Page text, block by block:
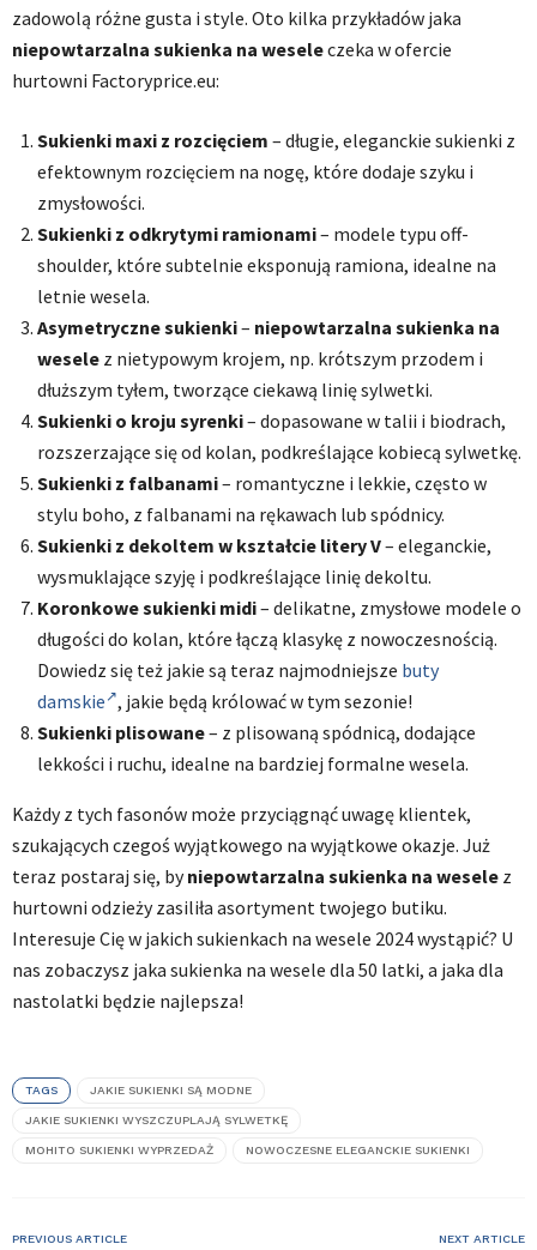
zadowolą różne gusta i style. Oto kilka przykładów jaka
niepowtarzalna sukienka na weseleczeka w ofercie
hurtowni Factoryprice.eu:
Sukienki maxi z rozcięciem – długie, eleganckie sukienki z
efektownym rozcięciem na nogę, które dodaje szyku i
zmysłowości.
Sukienki z odkrytymi ramionami– modele typu off-
shoulder, które subtelnie eksponują ramiona, idealne na
letnie wesela.
Asymetryczne sukienki– niepowtarzalna sukienka na
wesele z nietypowym krojem, np. krótszym przodem i
dłuższym tyłem, tworzące ciekawą linię sylwetki.
Sukienki o kroju syrenki– dopasowane w talii i biodrach,
rozszerzające się od kolan, podkreślające kobiecą sylwetkę.
Sukienki z falbanami– romantyczne i lekkie, często w
stylu boho, z falbanami na rękawach lub spódnicy.
Sukienki z dekoltem w kształcie litery V– eleganckie,
wysmuklające szyję i podkreślające linię dekoltu.
Koronkowe sukienki midi– delikatne, zmysłowe modele o
długości do kolan, które łączą klasykę z nowoczesnością.
Dowiedz się też jakie są teraz najmodniejsze buty
damskie , jakie będą królować w tym sezonie!
Sukienki plisowane– z plisowaną spódnicą, dodające
lekkości i ruchu, idealne na bardziej formalne wesela.
Każdy z tych fasonów może przyciągnąć uwagę klientek,
szukających czegoś wyjątkowego na wyjątkowe okazje. Już
teraz postaraj się, byniepowtarzalna sukienka na wesele z
hurtowni odzieży zasiliła asortyment twojego butiku.
Interesuje Cię w jakich sukienkach na wesele 2024 wystąpić? U
nas zobaczysz jaka sukienka na wesele dla 50 latki, a jaka dla
nastolatki będzie najlepsza!
TAGS JAKIE SUKIENKI SĄ MODNE
JAKIE SUKIENKI WYSZCZUPLAJĄ SYLWETKĘ
MOHITO SUKIENKI WYPRZEDAŻ NOWOCZESNE ELEGANCKIE SUKIENKI
PREVIOUS ARTICLE NEXT ARTICLE